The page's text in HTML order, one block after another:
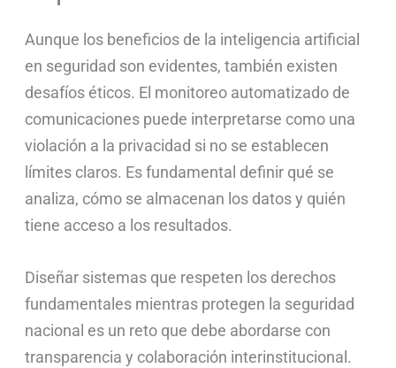
Aunque los beneficios de la inteligencia artificial
en seguridad son evidentes, también existen
desafíos éticos. El monitoreo automatizado de
comunicaciones puede interpretarse como una
violación a la privacidad si no se establecen
límites claros. Es fundamental definir qué se
analiza, cómo se almacenan los datos y quién
tiene acceso a los resultados.
Diseñar sistemas que respeten los derechos
fundamentales mientras protegen la seguridad
nacional es un reto que debe abordarse con
transparencia y colaboración interinstitucional.